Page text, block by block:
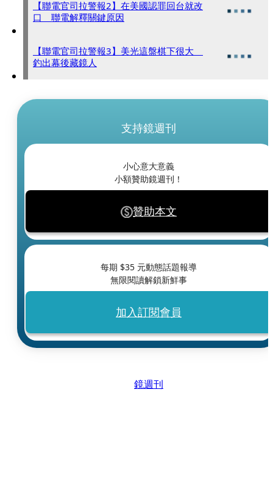
【聯電官司拉警報2】在美國認罪回台就改
口 聯電解釋關鍵原因
【聯電官司拉警報3】美光這盤棋下很大
釣出幕後藏鏡人
支持鏡週刊
小心意大意義
小額贊助鏡週刊！
贊助本文
每期 $35 元動態話題報導
無限閱讀解鎖新鮮事
加入訂閱會員
鏡週刊